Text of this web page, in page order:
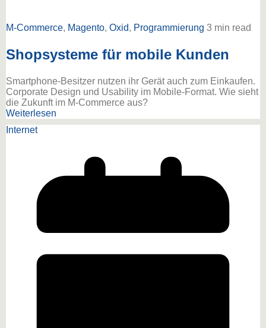
M-Commerce, Magento, Oxid, Programmierung 3 min read
Shopsysteme für mobile Kunden
Smartphone-Besitzer nutzen ihr Gerät auch zum Einkaufen.
Corporate Design und Usability im Mobile-Format. Wie sieht
die Zukunft im M-Commerce aus?
Weiterlesen
Internet